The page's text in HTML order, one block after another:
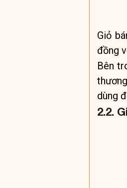
Giỏ
đồng
Bên
dùng
2.2.